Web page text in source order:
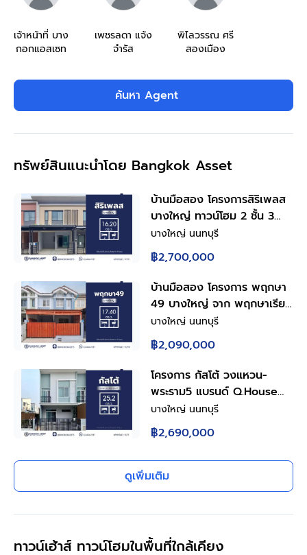
เจ้าหน้าที่ บาง
กอกแอสเซท
เพชรลดา แจ้ง
จำรัส
พิไลวรรณ ศรี
สองเมือง
ค้นหา Agent
ทรัพย์สินแนะนำโดย Bangkok Asset
บ้านมือสอง โครงการสิริเพลส
บางใหญ่ ทาวน์โฮม 2 ชั้น 3
ห้องนอน 3 ห้องน้ำ พื้นที่
ใช้สอย 93 ตร.ม. ที่ดิน 16.2
ตร.ว. ทำเลบางใหญ่ ติดถนน
กาญจนาภิเษก โครงการแสนสิริ
ใกล้รถไฟฟ้าสายสีม่วง เดินทาง
สะดวก
บางใหญ่ นนทบุรี
฿2,700,000
บ้านมือสอง โครงการ พฤกษา
49 บางใหญ่ จาก พฤกษาเรียล
เอสเตท 3 ห้องนอน 2 ห้องน้ำ
พื้นที่ใช้สอย 64 ตร.ม. ที่ดิน
17.4 ตร.ว. ใกล้รถไฟฟ้าสายสี
ม่วง สถานีตลาดบางใหญ่ ใกล้
เซ็นทรัลเวสต์เกต เริ่มต้นชีวิต
ครอบครัวในทำเลที่ใช่
บางใหญ่ นนทบุรี
฿2,090,000
โครงการ กัสโต้ วงแหวน-
พระราม5 แบรนด์ Q.House
พร้อมเข้าอยู่ เนื้อที่ 25.2ตร.ว.
พื้นที่ใช้สอย 110 ตร.ม. ฟังก์ชั่น
จัดเต็ม 3 ห้องนอน 2 ห้องน้ำ
จอดรถได้ 2 คัน บนทำเล
ศักยภาพ ใกล้วงเวียนพระราม5
ใกล้รถไฟฟ้าสายสีม่วง "สถานี
บางใหญ่ นนทบุรี
฿2,690,000
ดูเพิ่มเติม
ทาวน์เฮ้าส์ ทาวน์โฮมในพื้นที่ใกล้เคียง